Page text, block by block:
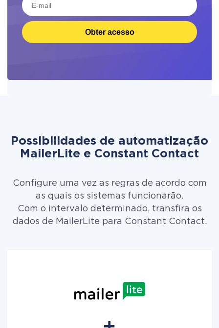
Obter acesso
Possibilidades de automatização
MailerLite e Constant Contact
Configure uma vez as regras de acordo com
as quais os sistemas funcionarão.
Com o intervalo determinado, transfira os
dados de MailerLite para Constant Contact.